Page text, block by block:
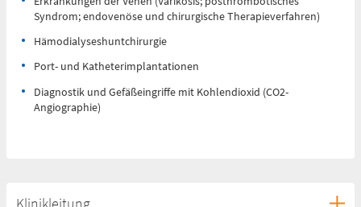
Syndrom; endovenöse und chirurgische Therapieverfahren)
Hämodialyseshuntchirurgie
Port- und Katheterimplantationen
Diagnostik und Gefäßeingriffe mit Kohlendioxid (CO2-
Angiographie)
Klinikleitung